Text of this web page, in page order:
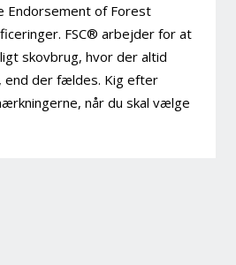
Endorsement of Forest
FSC® arbejder for at
skovbrug, hvor der altid
der fældes. Kig efter
når du skal vælge